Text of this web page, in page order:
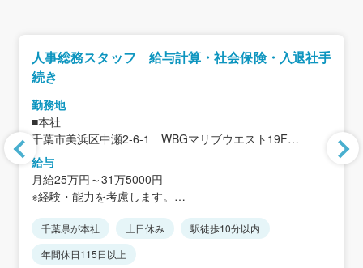
人事総務スタッフ 給与計算・社会保険・入退社手
続き
勤務地
■本社
千葉市美浜区中瀬2-6-1 WBGマリブウエスト19F
＜アクセス＞
JR京葉線「海浜幕張」駅南口より徒歩2分
給与
月給25万円～31万5000円
※経験・能力を考慮します。
＜想定年収＞
480万円～600万円
※月額＋賞与＋時間外15時間分の金額です。
千葉県が本社 土日休み
駅徒歩10分以内
年間休日115日以上